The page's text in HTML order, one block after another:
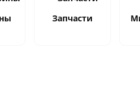
Запчасти